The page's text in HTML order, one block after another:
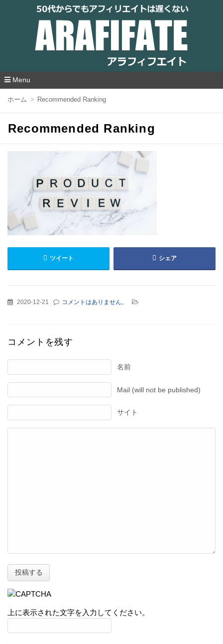
アラフィフエイト｜ 50代からでもアフィリ
エイトは遅くない
Menu
移
ホーム Recommended Ranking
Recommended Ranking
ツイート シェア
2020-12-21 コメントはありません。
コメントを残す
名前
Mail (will not be published)
サイト
上に表示された文字を入力してください。